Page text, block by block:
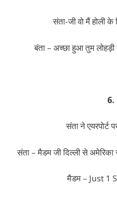
संता-जी वो मैं होली
बंता – अच्छा हुआ तुम लोहड़ी
6.
संता ने एयरपोर्ट
संता – मैडम जी दिल्ली से
मैडम – Just 1